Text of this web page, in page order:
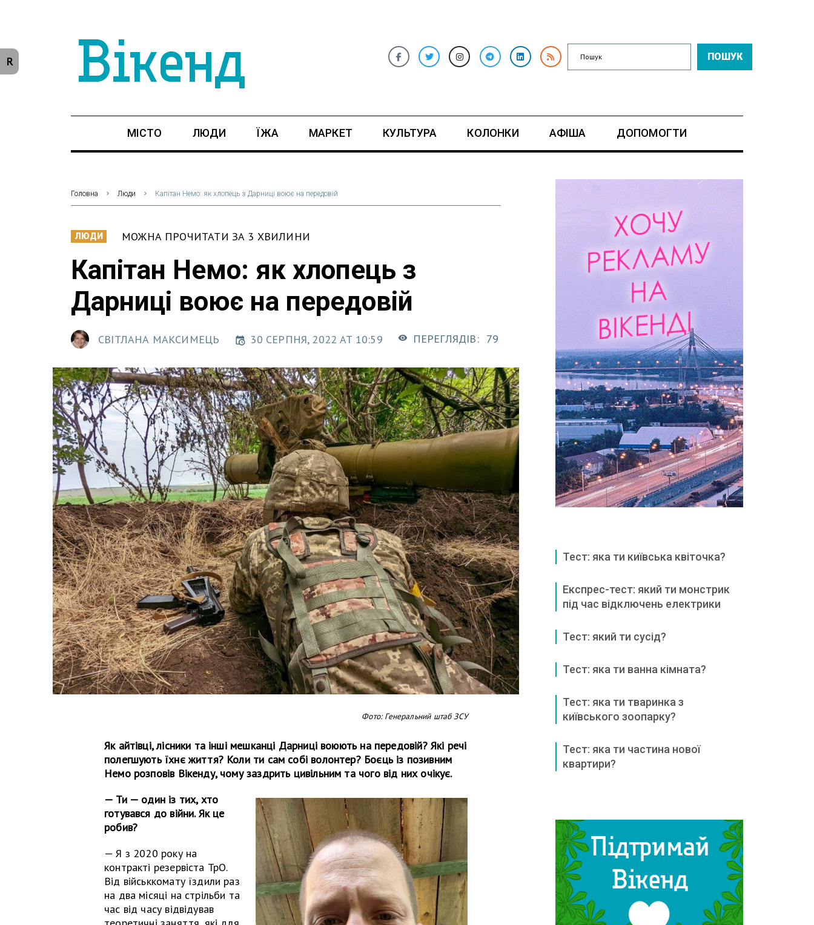
ПОШУК
МІСТО ЛЮДИ ЇЖА МАРКЕТ КУЛЬТУРА КОЛОНКИ АФІША ДОПОМОГТИ
Головна Люди Капітан Немо: як хлопець з Дарниці воює на передовій
ЛЮДИ МОЖНА ПРОЧИТАТИ ЗА 3 ХВИЛИНИ
Капітан Немо: як хлопець з
Дарниці воює на передовій
СВІТЛАНА МАКСИМЕЦЬ 30 СЕРПНЯ, 2022 AT 10:59 ПЕРЕГЛЯДІВ: 79
Фото: Генеральний штаб ЗСУ
Як айтівці, лісники та інші мешканці Дарниці воюють на передовій? Які речі
полегшують їхнє життя? Коли ти сам собі волонтер? Боєць із позивним
Немо розповів Вікенду, чому заздрить цивільним та чого від них очікує.
— Ти — один із тих, хто
готувався до війни. Як це
робив?
— Я з 2020 року на
контракті резервіста ТрО.
Від військкомату їздили раз
на два місяці на стрільби та
час від часу відвідував
Тест: яка ти київська квіточка?
Експрес-тест: який ти монстрик
під час відключень електрики
Тест: який ти сусід?
Тест: яка ти ванна кімната?
Тест: яка ти тваринка з
київського зоопарку?
Тест: яка ти частина нової
квартири?
R